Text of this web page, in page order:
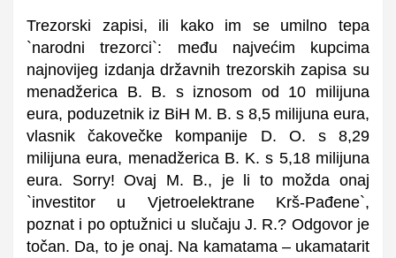
Trezorski zapisi, ili kako im se umilno tepa
`narodni trezorci`: među najvećim kupcima
najnovijeg izdanja državnih trezorskih zapisa su
menadžerica B. B. s iznosom od 10 milijuna
eura, poduzetnik iz BiH M. B. s 8,5 milijuna eura,
vlasnik čakovečke kompanije D. O. s 8,29
milijuna eura, menadžerica B. K. s 5,18 milijuna
eura. Sorry! Ovaj M. B., je li to možda onaj
`investitor u Vjetroelektrane Krš-Pađene`,
poznat i po optužnici u slučaju J. R.? Odgovor je
točan. Da, to je onaj. Na kamatama – ukamatarit